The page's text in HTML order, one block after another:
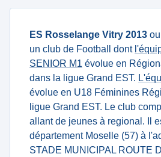
ES Rosselange Vitry 2013 ou
un club de Football dont
SENIOR M1 évolue en
dans la ligue Grand EST.
évolue en U18 Féminines
ligue Grand EST. Le club
allant de jeunes à regional. Il
département Moselle (57) à
STADE MUNICIPAL ROUTE